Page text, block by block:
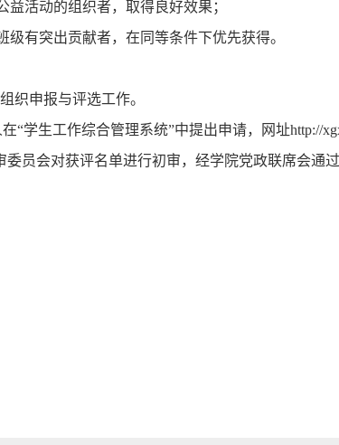
益活动的组织者，取得良好效果；
级有突出贡献者，在同等条件下优先获得。
织申报与评选工作。
“学生工作综合管理系统”中提出申请，网址http://
委员会对获评名单进行初审，经学院党政联席会通